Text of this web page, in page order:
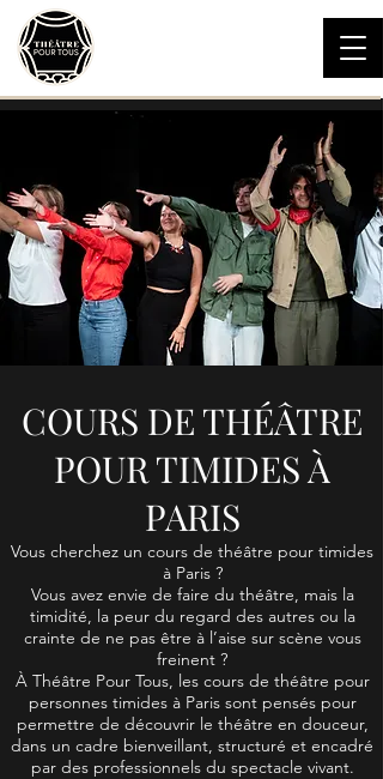
COURS DE THÉÂTRE
POUR TIMIDES À
PARIS
Vous cherchez un cours de théâtre pour timides
à Paris ?
Vous avez envie de faire du théâtre, mais la
timidité, la peur du regard des autres ou la
crainte de ne pas être à l’aise sur scène vous
freinent ?
À Théâtre Pour Tous, les cours de théâtre pour
personnes timides à Paris sont pensés pour
permettre de découvrir le théâtre en douceur,
dans un cadre bienveillant, structuré et encadré
par des professionnels du spectacle vivant.